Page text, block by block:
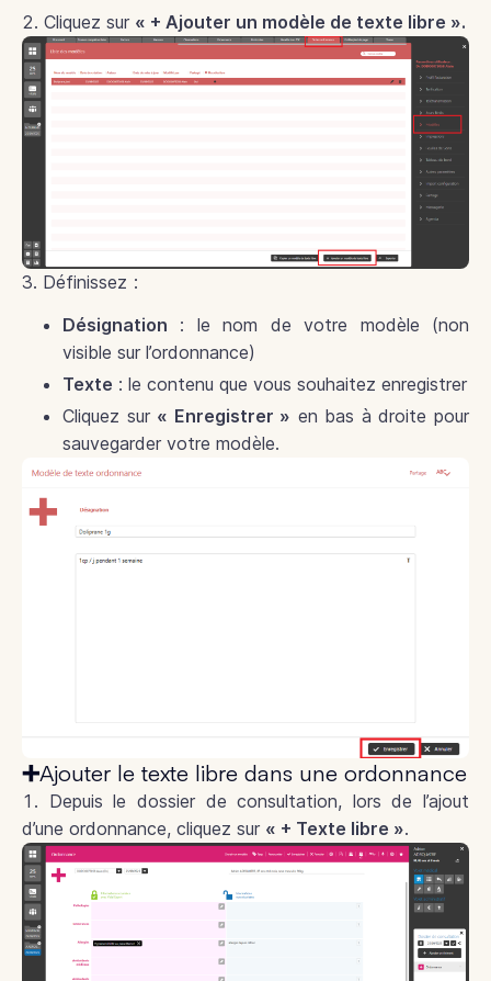
Cliquez sur « + Ajouter un modèle de texte libre ».
3. Définissez :
Désignation : le nom de votre modèle (non
visible sur l’ordonnance)
Texte : le contenu que vous souhaitez enregistrer
Cliquez sur « Enregistrer » en bas à droite pour
sauvegarder votre modèle.
➕Ajouter le texte libre dans une ordonnance
Depuis le dossier de consultation, lors de l’ajout
d’une ordonnance, cliquez sur « + Texte libre ».